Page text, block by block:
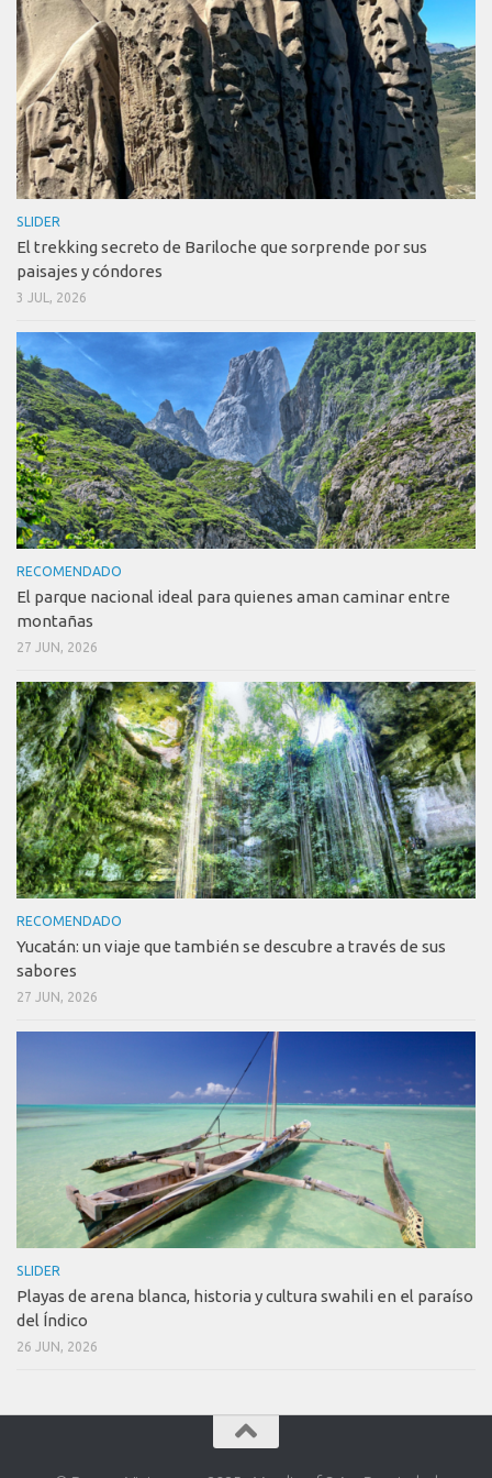
SLIDER
El trekking secreto de Bariloche que sorprende por sus
paisajes y cóndores
3 JUL, 2026
RECOMENDADO
El parque nacional ideal para quienes aman caminar entre
montañas
27 JUN, 2026
RECOMENDADO
Yucatán: un viaje que también se descubre a través de sus
sabores
27 JUN, 2026
SLIDER
Playas de arena blanca, historia y cultura swahili en el paraíso
del Índico
26 JUN, 2026